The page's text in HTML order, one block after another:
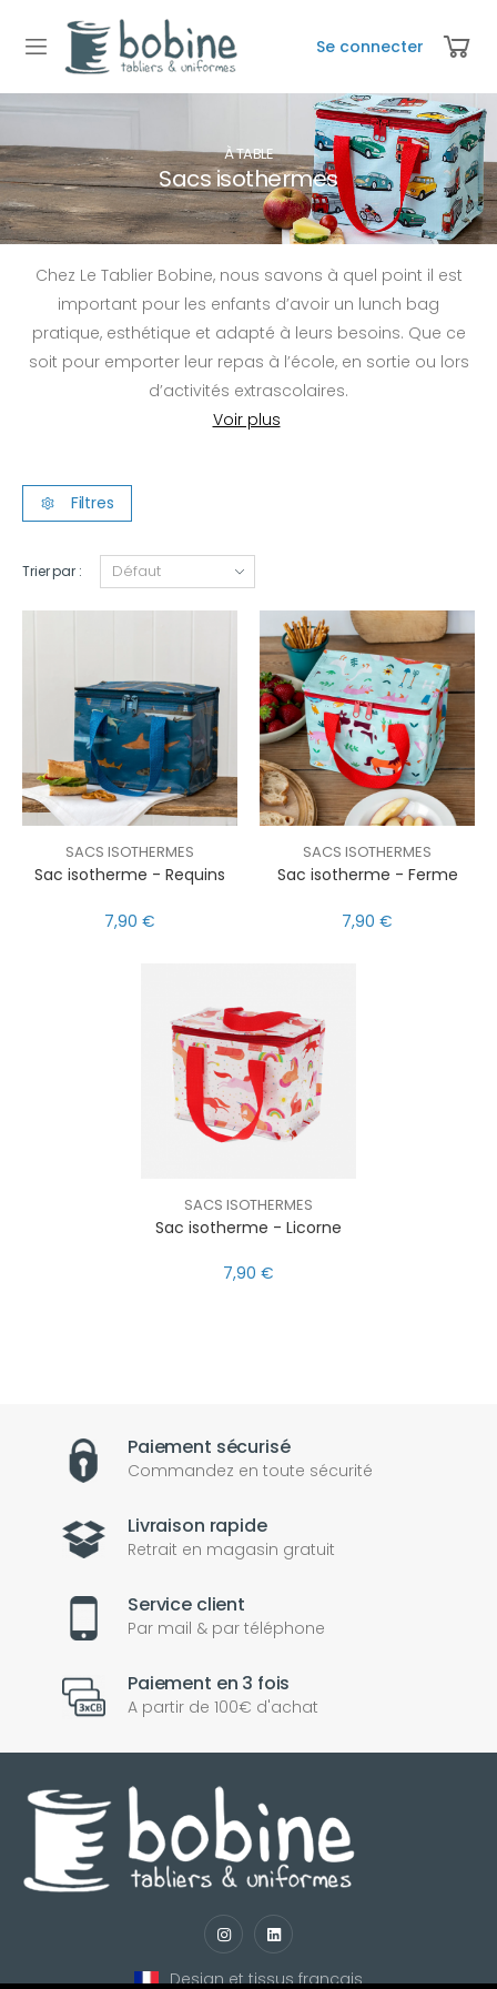
Se connecter
À TABLE
Sacs isothermes
Chez Le Tablier Bobine, nous savons à quel point il est
important pour les enfants d’avoir un lunch bag
pratique, esthétique et adapté à leurs besoins. Que ce
soit pour emporter leur repas à l’école, en sortie ou lors
d’activités extrascolaires.
Filtres
Trier par :
SACS ISOTHERMES
Sac isotherme - Requins
7,90 €
SACS ISOTHERMES
Sac isotherme - Ferme
7,90 €
SACS ISOTHERMES
Sac isotherme - Licorne
7,90 €
Paiement sécurisé
Commandez en toute sécurité
Livraison rapide
Retrait en magasin gratuit
Service client
Par mail & par téléphone
Paiement en 3 fois
A partir de 100€ d'achat
Design et tissus français
notify_engine